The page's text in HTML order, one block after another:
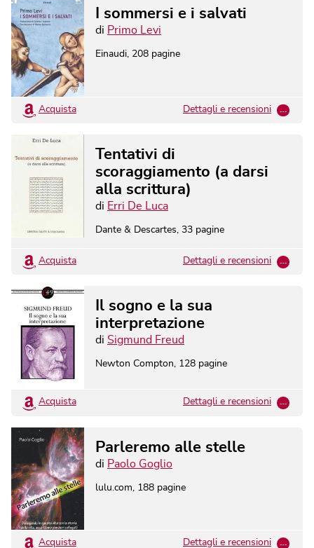
I sommersi e i salvati
di Primo Levi
Einaudi, 208 pagine
Acquista Dettagli e recensioni …
Tentativi di
scoraggiamento (a darsi
alla scrittura)
di Erri De Luca
Dante & Descartes, 33 pagine
Acquista Dettagli e recensioni …
Il sogno e la sua
interpretazione
di Sigmund Freud
Newton Compton, 128 pagine
Acquista Dettagli e recensioni …
Parleremo alle stelle
di Paolo Goglio
lulu.com 188 pagine
Acquista Dettagli e recensioni …